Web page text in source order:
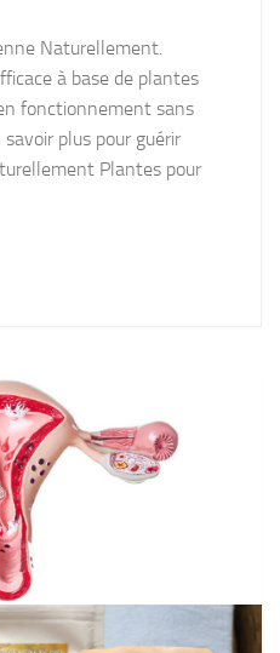
Naturellement.
à base de plantes
fonctionnement sans
plus pour guérir
Plantes pour